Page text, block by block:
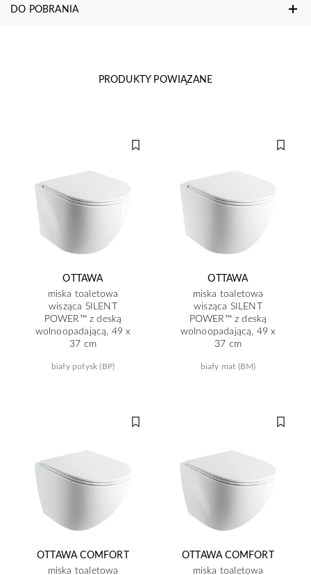
DO POBRANIA
PRODUKTY POWIĄZANE
OTTAWA
miska toaletowa
wisząca SILENT
POWER™ z deską
wolnoopadającą, 49 x
37 cm
biały połysk (BP)
OTTAWA
miska toaletowa
wisząca SILENT
POWER™ z deską
wolnoopadającą, 49 x
37 cm
biały mat (BM)
OTTAWA COMFORT
miska toaletowa
OTTAWA COMFORT
miska toaletowa